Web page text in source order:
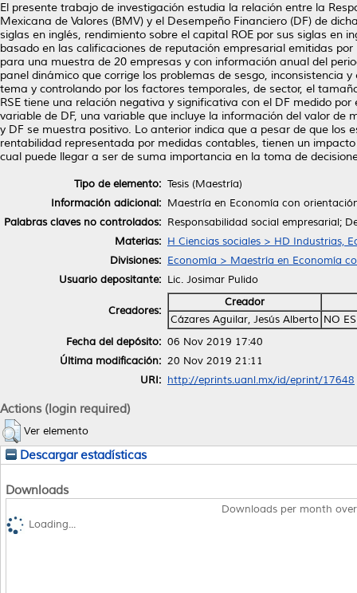
El presente trabajo de investigación estudia la relación entre la
Mexicana de Valores (BMV) y el Desempeño Financiero (DF) de
siglas en inglés, rendimiento sobre el capital ROE por sus siglas en
basado en las calificaciones de reputación empresarial emitidas
para una muestra de 20 empresas y con información anual del
panel dinámico que corrige los problemas de sesgo,
tema y controlando por los factores temporales, de sector, el
RSE tiene una relación negativa y significativa con el DF medido
variable de DF, una variable que incluye la información del valor de
y DF se muestra positivo. Lo anterior indica que a pesar de que
rentabilidad representada por medidas contables, tienen un
cual puede llegar a ser de suma importancia en la toma de
Tipo de elemento: Tesis (Maestría)
Información adicional: Maestría en Economía con
Palabras claves no controlados: Responsabilidad social empresarial;
Materias: H Ciencias sociales > HD Industrias,
Divisiones: Economía > Maestría en Economía
Usuario depositante: Lic. Josimar Pulido
Creadores:
Creador
Cázares Aguilar, Jesús Alberto NO
Fecha del depósito: 06 Nov 2019 17:40
Última modificación: 20 Nov 2019 21:11
URI: http://eprints.uanl.mx/id/eprint/17648
Actions (login required)
Ver elemento
Descargar estadísticas
Downloads
Downloads per month
Loading...